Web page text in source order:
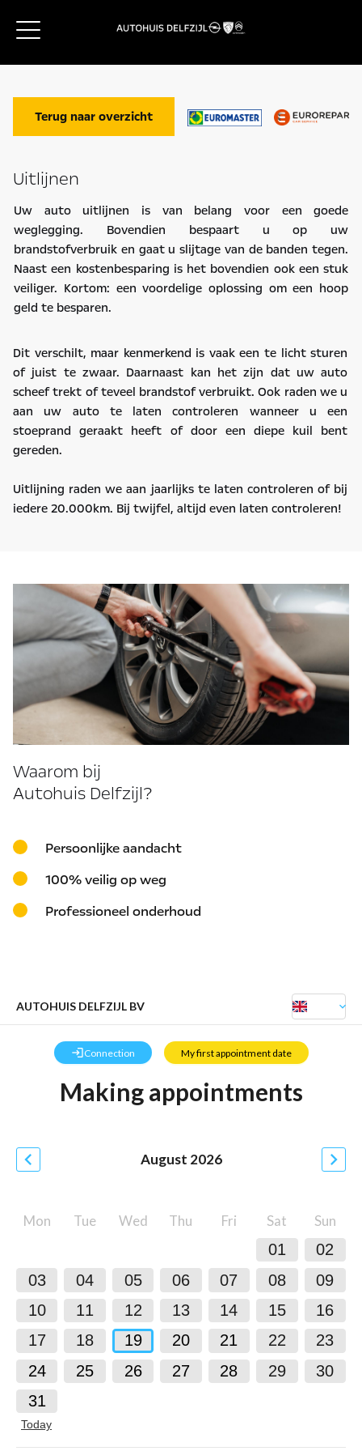
Terug naar overzicht
Uitlijnen
Uw auto uitlijnen is van belang voor een goede
weglegging. Bovendien bespaart u op uw
brandstofverbruik en gaat u slijtage van de banden tegen.
Naast een kostenbesparing is het bovendien ook een stuk
veiliger. Kortom: een voordelige oplossing om een hoop
geld te besparen.
Dit verschilt, maar kenmerkend is vaak een te licht sturen
of juist te zwaar. Daarnaast kan het zijn dat uw auto
scheef trekt of teveel brandstof verbruikt. Ook raden we u
aan uw auto te laten controleren wanneer u een
stoeprand geraakt heeft of door een diepe kuil bent
gereden.
Uitlijning raden we aan jaarlijks te laten controleren of bij
iedere 20.000km. Bij twijfel, altijd even laten controleren!
Waarom bij
Autohuis Delfzijl?
Persoonlijke aandacht
100% veilig op weg
Professioneel onderhoud